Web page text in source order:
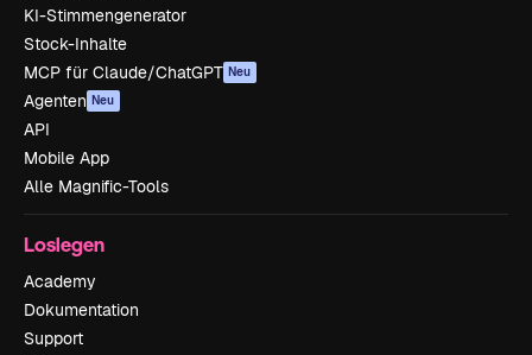
KI-Stimmengenerator
Stock-Inhalte
MCP für Claude/ChatGPT Neu
Agenten Neu
API
Mobile App
Alle Magnific-Tools
Loslegen
Academy
Dokumentation
Support